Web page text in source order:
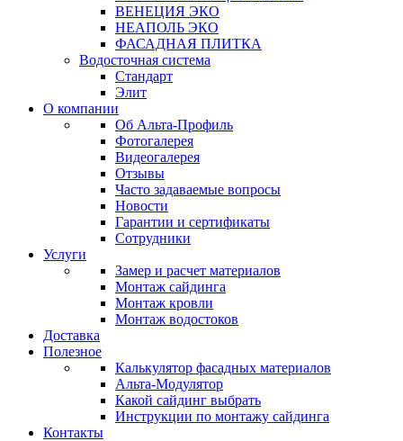
ВЕНЕЦИЯ ЭКО
НЕАПОЛЬ ЭКО
ФАСАДНАЯ ПЛИТКА
Водосточная система
Стандарт
Элит
О компании
Об Альта-Профиль
Фотогалерея
Видеогалерея
Отзывы
Часто задаваемые вопросы
Новости
Гарантии и сертификаты
Сотрудники
Услуги
Замер и расчет материалов
Монтаж сайдинга
Монтаж кровли
Монтаж водостоков
Доставка
Полезное
Калькулятор фасадных материалов
Альта-Модулятор
Какой сайдинг выбрать
Инструкции по монтажу сайдинга
Контакты